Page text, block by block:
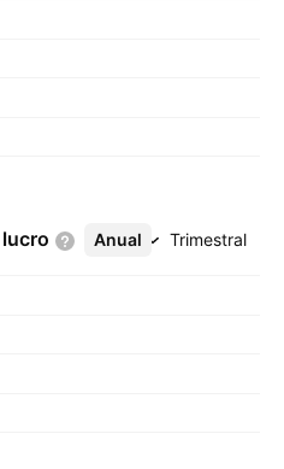
lucro Anual Trimestral
Mais